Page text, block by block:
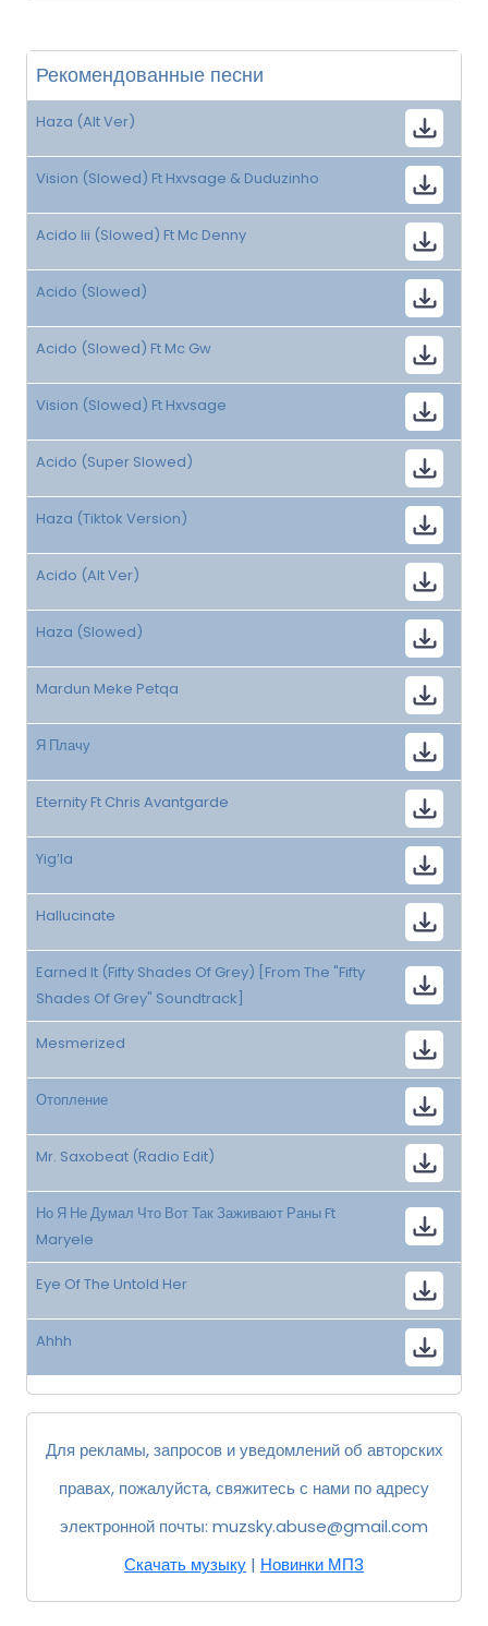
Рекомендованные песни
Haza (Alt Ver)
Vision (Slowed) Ft Hxvsage & Duduzinho
Acido Iii (Slowed) Ft Mc Denny
Acido (Slowed)
Acido (Slowed) Ft Mc Gw
Vision (Slowed) Ft Hxvsage
Acido (Super Slowed)
Haza (Tiktok Version)
Acido (Alt Ver)
Haza (Slowed)
Mardun Meke Petqa
Я Плачу
Eternity Ft Chris Avantgarde
Yig’la
Hallucinate
Earned It (Fifty Shades Of Grey) [From The "Fifty
Shades Of Grey" Soundtrack]
Mesmerized
Отопление
Mr. Saxobeat (Radio Edit)
Но Я Не Думал Что Вот Так Заживают Раны Ft
Maryele
Eye Of The Untold Her
Ahhh
Для рекламы, запросов и уведомлений об авторских
правах, пожалуйста, свяжитесь с нами по адресу
электронной почты: muzsky.abuse@gmail.com
Скачать музыку | Новинки МП3